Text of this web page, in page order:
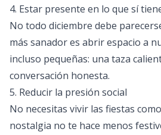
4. Estar presente en lo que sí
No todo diciembre debe
más sanador es abrir espacio a
incluso pequeñas: una taza
conversación honesta.
5. Reducir la presión social
No necesitas vivir las fiestas
nostalgia no te hace menos